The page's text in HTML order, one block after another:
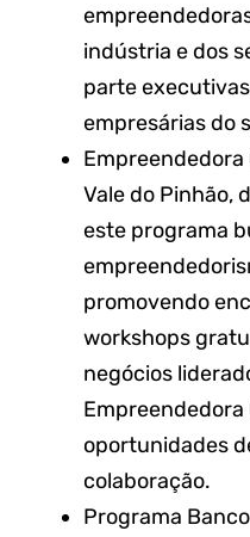
indústria e dos
parte
empresárias do
Vale do Pinhão,
este programa
promovendo
workshops
negócios
oportunidades
colaboração.
Programa